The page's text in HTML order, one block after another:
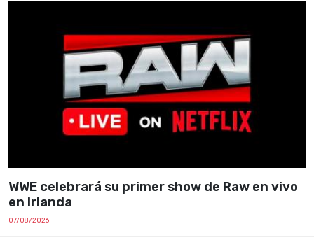
WWE celebrará su primer show de Raw en vivo
en Irlanda
07/08/2026